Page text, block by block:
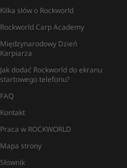
Kilka słów o Rockworld
Rockworld Carp Academy
Międzynarodowy Dzień
Karpiarza
Jak dodać Rockworld do ekranu
startowego telefonu?
FAQ
Kontakt
Praca w ROCKWORLD
Mapa strony
Słownik